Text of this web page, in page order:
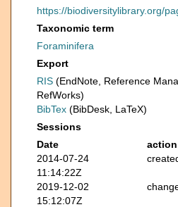
https://biodiversitylibrary.org/
Taxonomic term
Foraminifera
Export
RIS (EndNote, Reference
RefWorks)
BibTex (BibDesk, LaTeX)
Sessions
Date
action
2014-07-24
11:14:22Z
2019-12-02
15:12:07Z